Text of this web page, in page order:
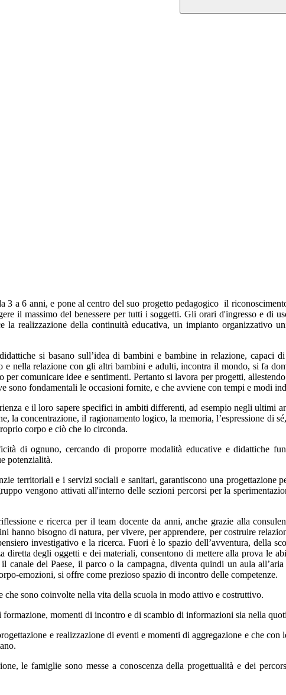
a 6 anni, e pone al centro del suo progetto pedagogico il
il massimo del benessere per tutti i soggetti. Gli orari d'ingresso e di
la realizzazione della continuità educativa, un impianto organizzativo
si basano sull’idea di bambini e bambine in relazione, capaci
nella relazione con gli altri bambini e adulti, incontra il mondo, si fa
comunicare idee e sentimenti. Pertanto si lavora per progetti,
sono fondamentali le occasioni fornite, e che avviene con tempi e modi
e il loro sapere specifici in ambiti differenti, ad esempio negli ultimi
la concentrazione, il ragionamento logico, la memoria, l’espressione di
corpo e ciò che lo circonda.
di ognuno, cercando di proporre modalità educative e didattiche
potenzialità.
territoriali e i servizi sociali e sanitari, garantiscono una progettazione
vengono attivati all'interno delle sezioni percorsi per la
e ricerca per il team docente da anni, anche grazie alla
hanno bisogno di natura, per vivere, per apprendere, per costruire
investigativo e la ricerca. Fuori è lo spazio dell’avventura, della
diretta degli oggetti e dei materiali, consentono di mettere alla prova le
del Paese, il parco o la campagna, diventa quindi un aula
emozioni, si offre come prezioso spazio di incontro delle competenze.
sono coinvolte nella vita della scuola in modo attivo e costruttivo.
momenti di incontro e di scambio di informazioni sia nella
e realizzazione di eventi e momenti di aggregazione e che con
le famiglie sono messe a conoscenza della progettualità e dei